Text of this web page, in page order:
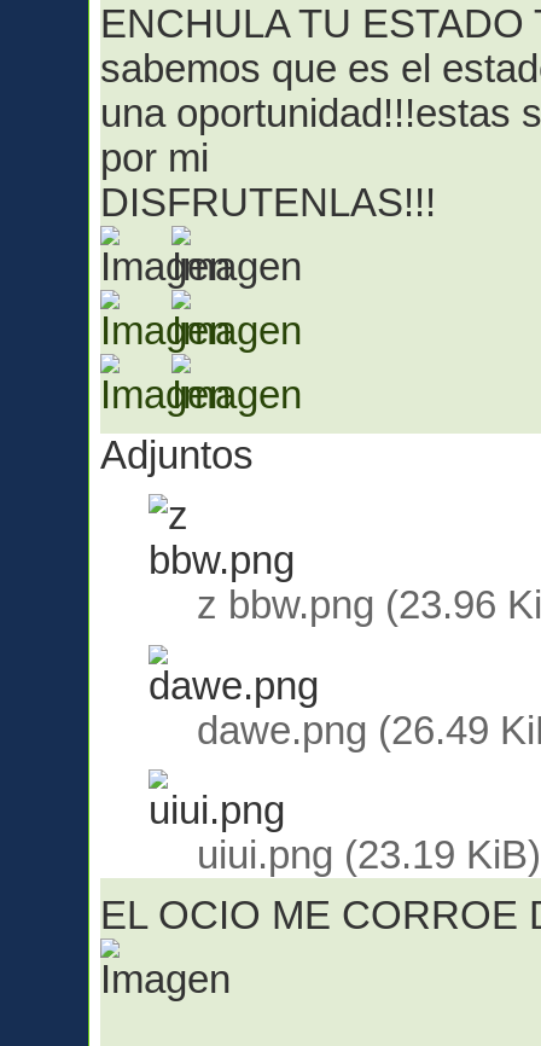
ENCHULA TU ESTADO
sabemos que es el
una oportunidad!!!estas
por mi
DISFRUTENLAS!!!
Adjuntos
z bbw.png (23.96
dawe.png (26.49
uiui.png (23.19
EL OCIO ME CORROE